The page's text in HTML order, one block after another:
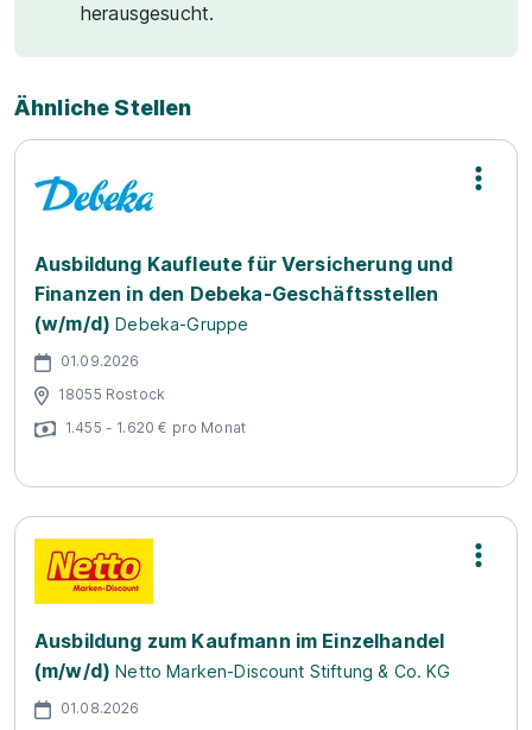
herausgesucht.
Ähnliche Stellen
Ausbildung Kaufleute für Versicherung und
Finanzen in den Debeka-Geschäftsstellen
(w/m/d)Debeka-Gruppe
01.09.2026
18055 Rostock
1.455 - 1.620 € pro Monat
Ausbildung zum Kaufmann im Einzelhandel
(m/w/d) Netto Marken-Discount Stiftung & Co. KG
01.08.2026